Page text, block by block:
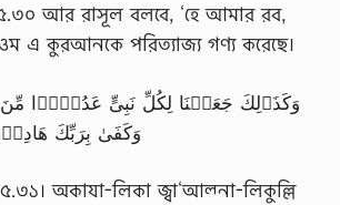
আর রাসূল বলবে, ‘হে আমার রব,
এ কুরআনকে পরিত্যাজ্য গণ্য করেছে।
وَكَذَٲلِكَ جَعَلۡنَا لِكُلِّ نَبِىٍّ عَدُوًّ۬ا
وَكَفَىٰ بِرَبِّكَ
অকাযা-লিকা জ্বা‘আল্না-লিকুল্লি